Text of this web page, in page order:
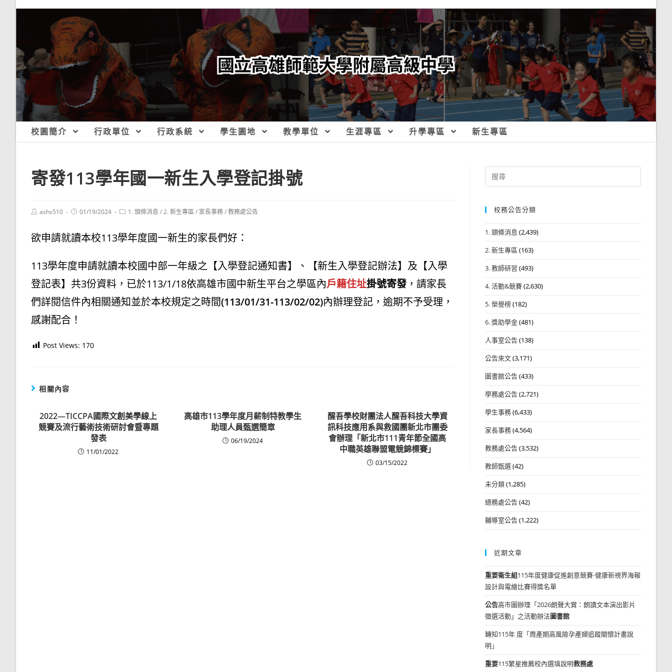
校園簡介 行政單位 行政系統 學生園地 教學單位 生涯專區 升學專區 新生專區
寄發113學年國一新生入學登記掛號
Postashs510
Post01/19/2024
Post1. 頭條消息 /2. 新生專區/ 家長事務/教務處公告
欲申請就讀本校113學年度國一新生的家長們好：
113學年度申請就讀本校國中部一年級之【入學登記通知書】、【新生入學登記辦法】及【入學
登記表】共3份資料，已於113/1/18依高雄市國中新生平台之學區內戶籍住址掛號寄發，請家長
們詳閱信件內相關通知並於本校規定之時間(113/01/31-113/02/02)內辦理登記，逾期不予受理，
感謝配合！
Post Views: 170
相關內容
2022—TICCPA國際文創美學線上
競賽及流行藝術技術研討會暨專題
發表
11/01/2022
高雄市113學年度月薪制特教學生
助理人員甄選簡章
06/19/2024
醒吾學校財團法人醒吾科技大學資
訊科技應用系與救國團新北市團委
會辦理「新北市111青年節全國高
中職英雄聯盟電競錦標賽」
03/15/2022
Search
for:
校務公告分類
1. 頭條消息 (2,439)
2. 新生專區 (163)
3. 教師研習 (493)
4. 活動&競賽(2,630)
5. 榮譽榜(182)
6. 獎助學金(481)
人事室公告(138)
公告來文(3,171)
圖書館公告(433)
學務處公告(2,721)
學生事務(6,433)
家長事務(4,564)
教務處公告(3,532)
教師甄選(42)
未分類(1,285)
總務處公告(42)
輔導室公告(1,222)
近期文章
重要衛生組115年度健康促進創意競賽-健康新視界海報
設計與電繪比賽得獎名單
公告高市圖辦理「2026朗聲大賞：朗讀文本演出影片
徵選活動」之活動辦法圖書館
轉知115年 度「周產期高風險孕產婦追蹤關懷計畫說
明」
重要115繁星推薦校內選填說明教務處